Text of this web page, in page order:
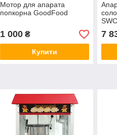
Мотор для апарата
попкорна GoodFood
1 000₴
Купити
7